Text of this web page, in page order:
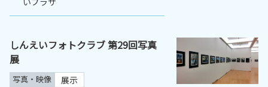
しんえいフォトクラブ 第29回写真
展
写真・映像 展示